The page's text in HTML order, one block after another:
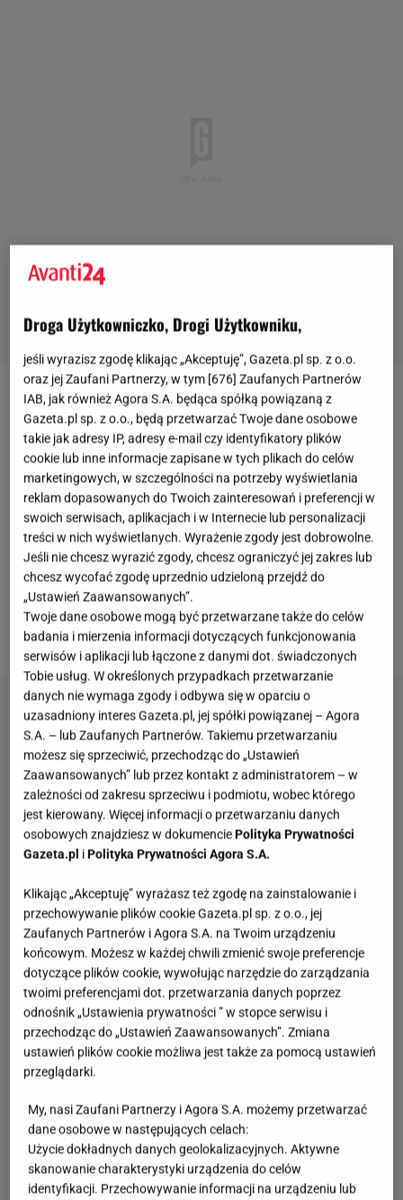
Wyrazisty styl
Piżamy satynowe są doskonałym wyborem jeśli
cenisz sobie elegancję, komfort i wyrafinowanie,
Wzorzyste piżamy dodają ożywienia do tradycyjnej
sypialnianejgarderoby. Od delikatnych kwiatowych
motywów po abstrakcyjne wzory, każda z nas może
znaleźć coś odpowiedniego dla swojego gustu. My
zwróciłyśmy uwagę na tą pudrowo różową z
motywemkwiatów.
Droga Użytkowniczko, Drogi Użytkowniku,
jeśli wyrazisz zgodę klikając „Akceptuję”, Gazeta.pl sp. z o.o.
oraz jej Zaufani Partnerzy, w tym [676] Zaufanych Partnerów
IAB, jak również Agora S.A. będąca spółką powiązaną z
Gazeta.pl sp. z o.o., będą przetwarzać Twoje dane osobowe
takie jak adresy IP, adresy e-mail czy identyfikatory plików
cookie lub inne informacje zapisane w tych plikach do celów
marketingowych, w szczególności na potrzeby wyświetlania
reklam dopasowanych do Twoich zainteresowań i preferencji w
swoich serwisach, aplikacjach i w Internecie lub personalizacji
treści w nich wyświetlanych. Wyrażenie zgody jest dobrowolne.
Jeśli nie chcesz wyrazić zgody, chcesz ograniczyć jej zakres lub
chcesz wycofać zgodę uprzednio udzieloną przejdź do
„Ustawień Zaawansowanych”.
Twoje dane osobowe mogą być przetwarzane także do celów
badania i mierzenia informacji dotyczących funkcjonowania
serwisów i aplikacji lub łączone z danymi dot. świadczonych
Tobie usług. W określonych przypadkach przetwarzanie
danych nie wymaga zgody i odbywa się w oparciu o
uzasadniony interes Gazeta.pl, jej spółki powiązanej – Agora
S.A. – lub Zaufanych Partnerów. Takiemu przetwarzaniu
możesz się sprzeciwić, przechodząc do „Ustawień
Zaawansowanych” lub przez kontakt z administratorem – w
zależności od zakresu sprzeciwu i podmiotu, wobec którego
jest kierowany. Więcej informacji o przetwarzaniu danych
osobowych znajdziesz w dokumencie Polityka Prywatności
Gazeta.pl i Polityka Prywatności Agora S.A.
Klikając „Akceptuję” wyrażasz też zgodę na zainstalowanie i
przechowywanie plików cookie Gazeta.pl sp. z o.o., jej
Zaufanych Partnerów i Agora S.A. na Twoim urządzeniu
końcowym. Możesz w każdej chwili zmienić swoje preferencje
dotyczące plików cookie, wywołując narzędzie do zarządzania
twoimi preferencjami dot. przetwarzania danych poprzez
odnośnik „Ustawienia prywatności ” w stopce serwisu i
przechodząc do „Ustawień Zaawansowanych”. Zmiana
ustawień plików cookie możliwa jest także za pomocą ustawień
przeglądarki.
My, nasi Zaufani Partnerzy i Agora S.A. możemy przetwarzać
dane osobowe w następujących celach:
Użycie dokładnych danych geolokalizacyjnych. Aktywne
skanowanie charakterystyki urządzenia do celów
identyfikacji. Przechowywanie informacji na urządzeniu lub